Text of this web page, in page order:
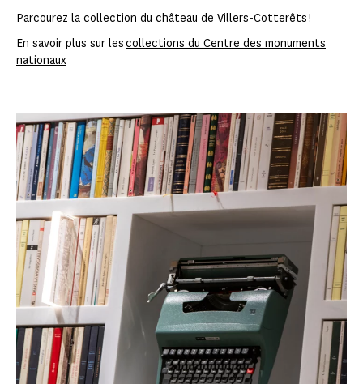
Parcourez la collection du château de Villers-Cotterêts!
En savoir plus sur lescollections du Centre des monuments
nationaux